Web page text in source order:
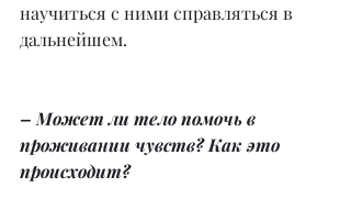
научиться с ними справляться в
дальнейшем.
– Может ли тело помочь в
проживании чувств? Как это
происходит?